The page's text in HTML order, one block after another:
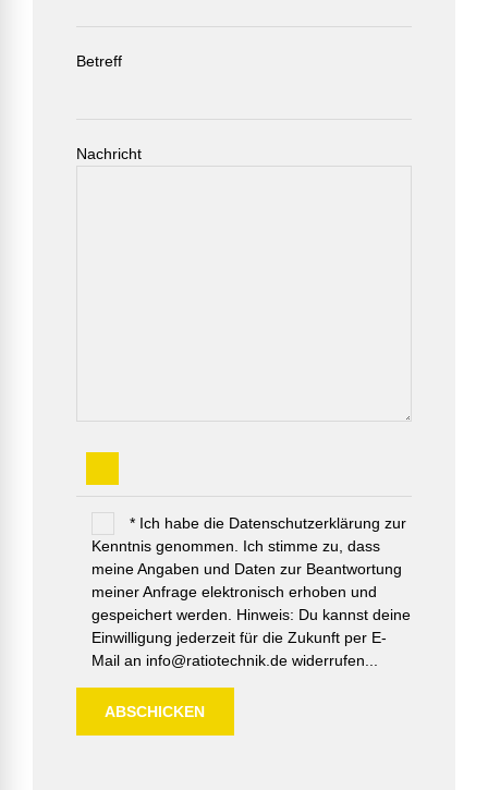
Betreff
Nachricht
* Ich habe die Datenschutzerklärung zur
Kenntnis genommen. Ich stimme zu, dass
meine Angaben und Daten zur Beantwortung
meiner Anfrage elektronisch erhoben und
gespeichert werden. Hinweis: Du kannst deine
Einwilligung jederzeit für die Zukunft per E-
Mail an info@ratiotechnik.de widerrufen...